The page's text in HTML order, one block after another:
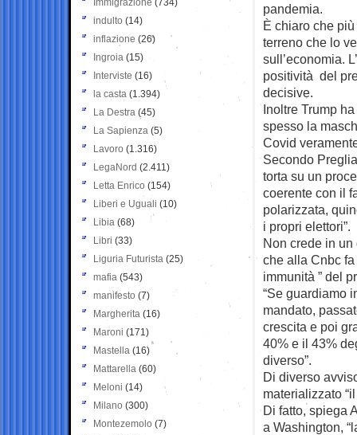
pandemia.
È chiaro che
terreno che lo
sull’economia.
positività del
decisive.
Inoltre Trump
spesso la
Covid
Secondo
torta su un
coerente con il
polarizzata,
i propri elettori”.
Non crede in
che alla Cnbc
immunità ” del
“Se guardiamo
mandato,
crescita e poi
40% e il 43%
diverso”.
Di diverso
materializzato
Di fatto, spiega
a Washington,
Immigrazione (734)
indulto (14)
inflazione (26)
Ingroia (15)
Interviste (16)
la casta (1.394)
La Destra (45)
La Sapienza (5)
Lavoro (1.316)
LegaNord (2.411)
Letta Enrico (154)
Liberi e Uguali (10)
Libia (68)
Libri (33)
Liguria Futurista (25)
mafia (543)
manifesto (7)
Margherita (16)
Maroni (171)
Mastella (16)
Mattarella (60)
Meloni (14)
Milano (300)
Montezemolo (7)